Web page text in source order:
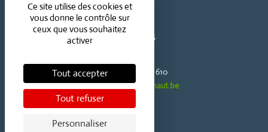
Ce site utilise des cookies et
vous donne le contrôle sur
ceux que vous souhaitez
activer
Tout accepter
Tout refuser
Personnaliser
HAINAUTANALYSES
Boulevard Sainctelette, 55
Téléphone :+32 (0)65 403 610
Mail :ha.labo-mons@hainaut.be